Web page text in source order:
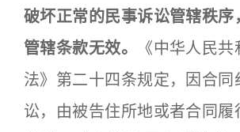
破坏正常的民事诉讼管辖秩序
管辖条款无效。
《中华人民
法》第二十四条规定，因合同
讼，由被告住所地或者合同履